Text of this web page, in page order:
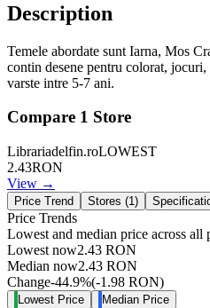
Description
Temele abordate sunt Iarna, Mos
contin desene pentru colorat,
varste intre 5-7 ani.
Compare 1 Store
Librariadelfin.roLOWEST
2.43RON
View →
Price Trend Stores (1)
Price Trends
Lowest and median price across all
Lowest now2.43 RON
Median now2.43 RON
Change-44.9%(-1.98 RON)
Lowest Price Median Price